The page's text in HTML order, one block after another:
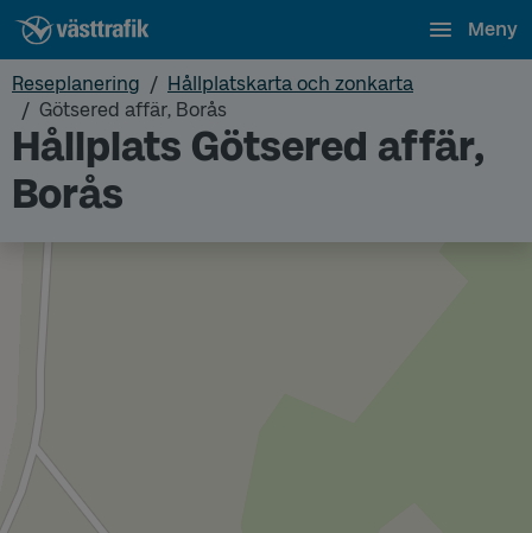
Meny
Reseplanering
Hållplatskarta och zonkarta
Götsered affär, Borås
Hållplats Götsered affär,
Borås